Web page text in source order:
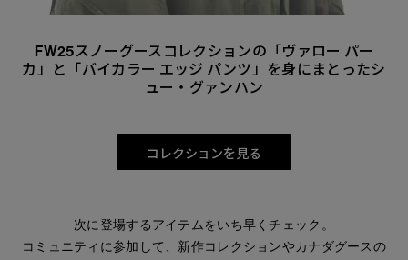
FW25スノーグースコレクションの「ヴァロー パー
カ」と「バイカラー エッジ パンツ」を身にまとったシ
ュー・グァンハン
コレクションを見る
次に登場するアイテムをいち早くチェック。
コミュニティに参加して、新作コレクションやカナダグースの